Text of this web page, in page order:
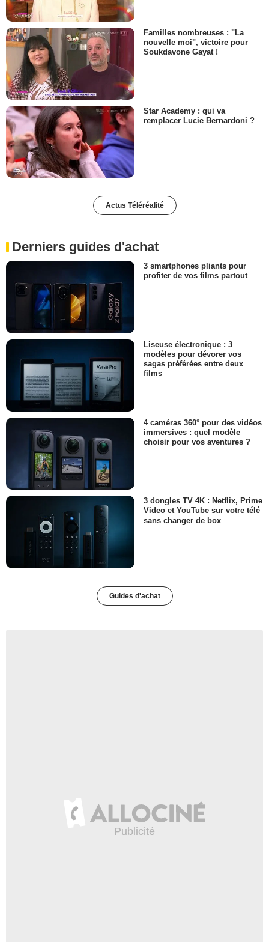
Familles nombreuses : "La
nouvelle moi", victoire pour
Soukdavone Gayat !
Star Academy : qui va
remplacer Lucie Bernardoni ?
Actus Téléréalité
Derniers guides d'achat
3 smartphones pliants pour
profiter de vos films partout
Liseuse électronique : 3
modèles pour dévorer vos
sagas préférées entre deux
films
4 caméras 360° pour des vidéos
immersives : quel modèle
choisir pour vos aventures ?
3 dongles TV 4K : Netflix, Prime
Video et YouTube sur votre télé
sans changer de box
Guides d'achat